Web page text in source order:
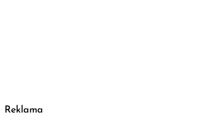
Reklama